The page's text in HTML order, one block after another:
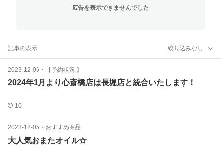
広告を表示できませんでした
記事の表示 絞り込みなし
2023-12-06 ・ 【予約状況 】
2024年1月より心斎橋店は長堀店と統合いたします！
10
2023-12-05 ・ おすすめ商品
大人気おまたオイル☆